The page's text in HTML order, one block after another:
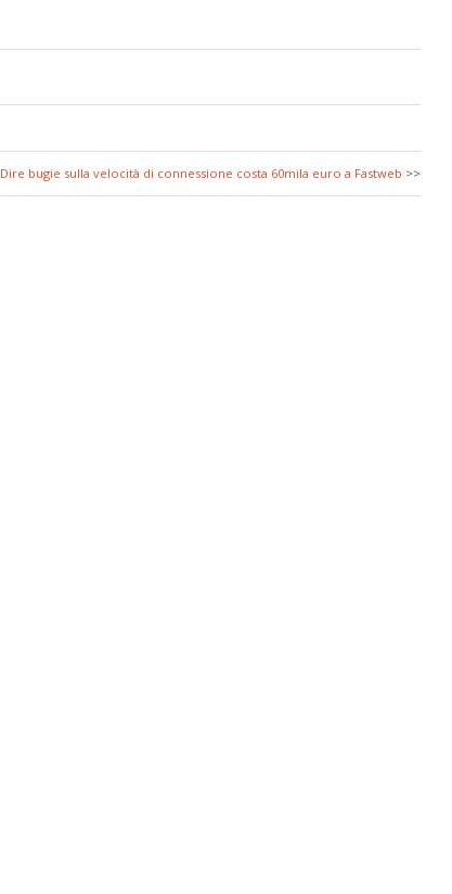
Dire bugie sulla velocità di connessione costa 60mila euro a Fastweb >>